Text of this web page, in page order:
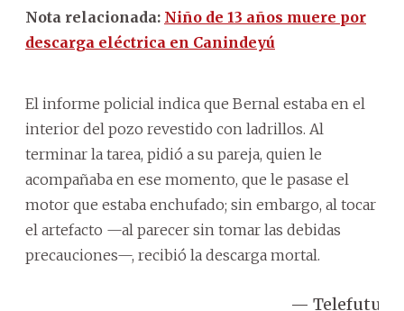
Nota relacionada: Niño de 13 años muere por
descarga eléctrica en Canindeyú
El informe policial indica que Bernal estaba en el
interior del pozo revestido con ladrillos. Al
terminar la tarea, pidió a su pareja, quien le
acompañaba en ese momento, que le pasase el
motor que estaba enchufado; sin embargo, al tocar
el artefacto —al parecer sin tomar las debidas
precauciones—, recibió la descarga mortal.
— Telefuturo